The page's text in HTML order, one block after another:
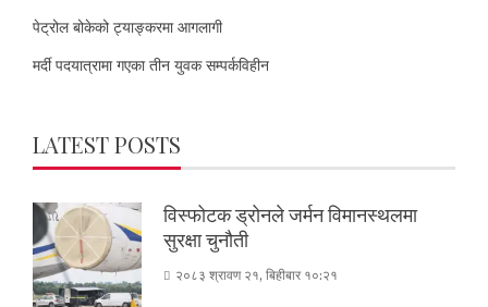
पेट्रोल बोकेको ट्याङ्करमा आगलागी
मर्दी पदयात्रामा गएका तीन युवक सम्पर्कविहीन
LATEST POSTS
विस्फोटक ड्रोनले जर्मन विमानस्थलमा
सुरक्षा चुनौती
२०८३ श्रावण २१, बिहीबार १०:२१